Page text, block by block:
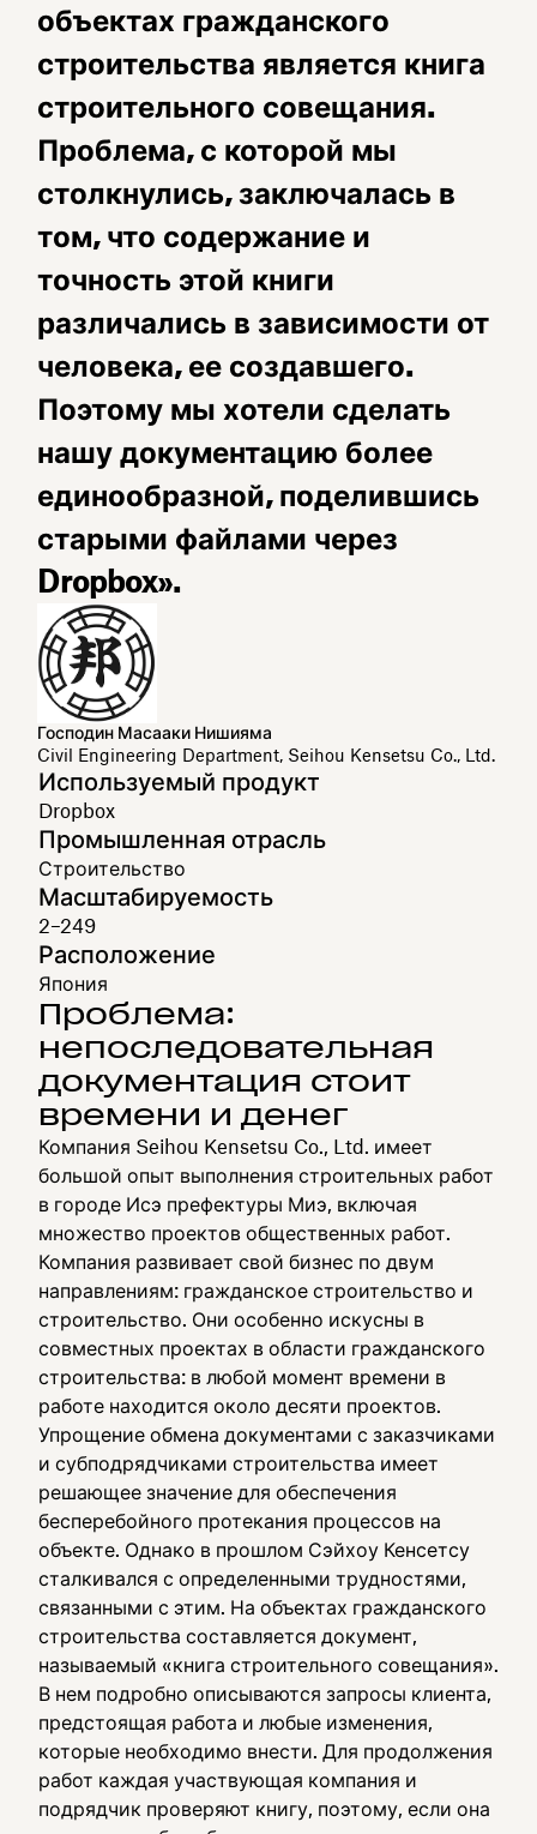
объектах гражданского
строительства является книга
строительного совещания.
Проблема, с которой мы
столкнулись, заключалась в
том, что содержание и
точность этой книги
различались в зависимости от
человека, ее создавшего.
Поэтому мы хотели сделать
нашу документацию более
единообразной, поделившись
старыми файлами через
Dropbox».
Господин Масааки Нишияма
Civil Engineering Department, Seihou Kensetsu Co., Ltd.
Используемый продукт
Dropbox
Промышленная отрасль
Строительство
Масштабируемость
2–249
Расположение
Япония
Проблема:
непоследовательная
документация стоит
времени и денег
Компания Seihou Kensetsu Co., Ltd. имеет
большой опыт выполнения строительных работ
в городе Исэ префектуры Миэ, включая
множество проектов общественных работ.
Компания развивает свой бизнес по двум
направлениям: гражданское строительство и
строительство. Они особенно искусны в
совместных проектах в области гражданского
строительства: в любой момент времени в
работе находится около десяти проектов.
Упрощение обмена документами с заказчиками
и субподрядчиками строительства имеет
решающее значение для обеспечения
бесперебойного протекания процессов на
объекте. Однако в прошлом Сэйхоу Кенсетсу
сталкивался с определенными трудностями,
связанными с этим. На объектах гражданского
строительства составляется документ,
называемый «книга строительного совещания».
В нем подробно описываются запросы клиента,
предстоящая работа и любые изменения,
которые необходимо внести. Для продолжения
работ каждая участвующая компания и
подрядчик проверяют книгу, поэтому, если она